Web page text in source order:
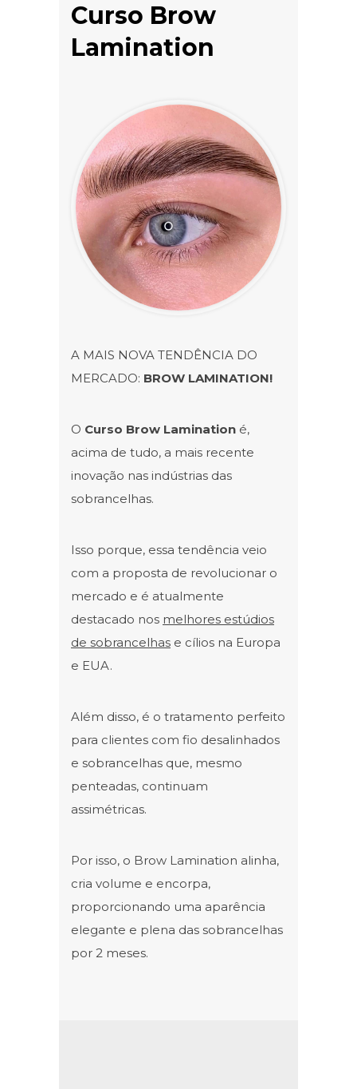
Curso Brow
Lamination
A MAIS NOVA TENDÊNCIA DO
MERCADO: BROW LAMINATION!
O Curso Brow Lamination é,
acima de tudo, a mais recente
inovação nas indústrias das
sobrancelhas.
Isso porque, essa tendência veio
com a proposta de revolucionar o
mercado e é atualmente
destacado nos melhores estúdios
de sobrancelhas e cílios na Europa
e EUA.
Além disso, é o tratamento perfeito
para clientes com fio desalinhados
e sobrancelhas que, mesmo
penteadas, continuam
assimétricas.
Por isso, o Brow Lamination alinha,
cria volume e encorpa,
proporcionando uma aparência
elegante e plena das sobrancelhas
por 2 meses.